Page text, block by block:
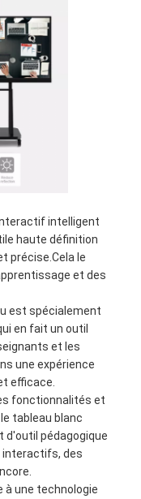
intelligent
haute définition
précise.Cela le
et des
est spécialement
en fait un outil
et les
une expérience
efficace.
fonctionnalités et
tableau blanc
d'outil pédagogique
interactifs, des
à une technologie